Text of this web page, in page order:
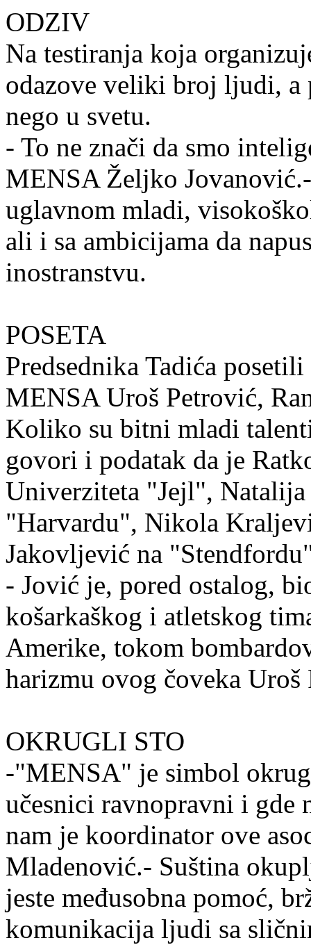
ODZIV
Na testiranja koja
odazove veliki broj ljudi, a
nego u svetu.
- To ne znači da smo
MENSA Željko
uglavnom mladi,
ali i sa ambicijama da
inostranstvu.
POSETA
Predsednika Tadića
MENSA Uroš Petrović,
Koliko su bitni mladi
govori i podatak da je
Univerziteta "Jejl",
"Harvardu", Nikola
Jakovljević na
- Jović je, pored ostalog,
košarkaškog i atletskog
Amerike, tokom
harizmu ovog čoveka Uroš
OKRUGLI STO
-"MENSA" je simbol
učesnici ravnopravni i gde
nam je koordinator ove
Mladenović.- Suština
jeste međusobna pomoć,
komunikacija ljudi sa